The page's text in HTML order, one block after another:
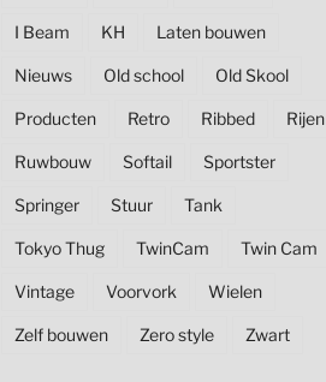
I Beam KH Laten bouwen
Nieuws Old school Old Skool
Producten Retro Ribbed Rijen
Ruwbouw Softail Sportster
Springer Stuur Tank
Tokyo Thug TwinCam Twin Cam
Vintage Voorvork Wielen
Zelf bouwen Zero style Zwart